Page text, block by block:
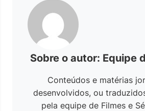
Sobre o autor: Equipe
Conteúdos e matérias
desenvolvidos, ou
pela equipe de Filmes e